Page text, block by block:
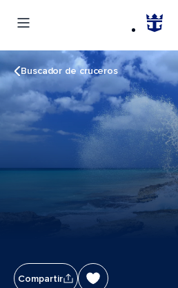
Buscador de cruceros
Compartir